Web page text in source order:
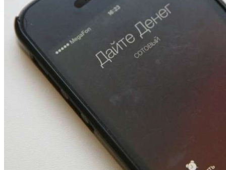
Покушение на убийство в Волгограде: девушка
напала на незнакомую женщину с ножом
12:39
Сладкий праздник в Волгограде: в Центральном
парке прошёл фестиваль „Арбузный переполох“
Волгоградские компании нарастили экспорт:
заключены контракты на 3,6 млн долларов